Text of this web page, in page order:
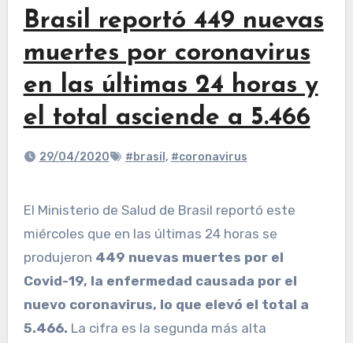
Brasil reportó 449 nuevas
muertes por coronavirus
en las últimas 24 horas y
el total asciende a 5.466
29/04/2020 #brasil , #coronavirus
El Ministerio de Salud de Brasil reportó este
miércoles que en las últimas 24 horas se
produjeron 449 nuevas muertes por el
Covid-19, la enfermedad causada por el
nuevo coronavirus, lo que elevó el total a
5.466. La cifra es la segunda más alta